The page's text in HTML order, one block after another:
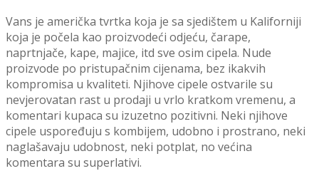
Vans je američka tvrtka koja je sa sjedištem u Kaliforniji
koja je počela kao proizvodeći odjeću, čarape,
naprtnjače, kape, majice, itd sve osim cipela. Nude
proizvode po pristupačnim cijenama, bez ikakvih
kompromisa u kvaliteti. Njihove cipele ostvarile su
nevjerovatan rast u prodaji u vrlo kratkom vremenu, a
komentari kupaca su izuzetno pozitivni. Neki njihove
cipele uspoređuju s kombijem, udobno i prostrano, neki
naglašavaju udobnost, neki potplat, no većina
komentara su superlativi.